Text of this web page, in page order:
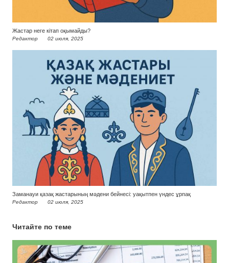
Жастар неге кітап оқымайды?
Редактор 02 июля, 2025
Заманауи қазақ жастарының мәдени бейнесі: уақытпен үндес ұрпақ
Редактор 02 июля, 2025
Читайте по теме